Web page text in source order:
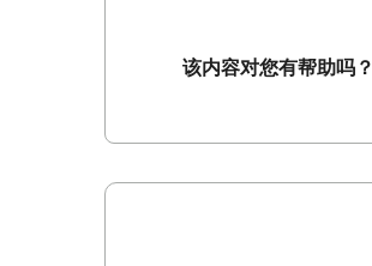
该内容对您有帮助吗？